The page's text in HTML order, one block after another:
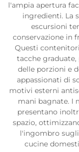
l'ampia apertura
ingredienti. La
escursioni
conservazione in
Questi
tacche
delle porzioni e
appassionati di
motivi esterni
mani bagnate. I
presentano
spazio,
l'ingombro
cucine